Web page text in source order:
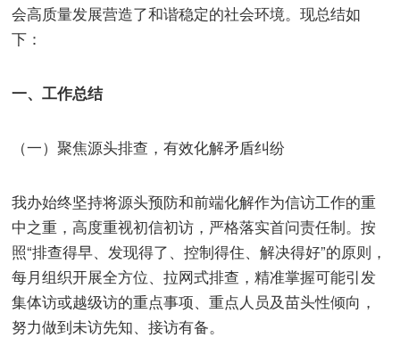
会高质量发展营造了和谐稳定的社会环境。现总结如
下：
一、工作总结
（一）聚焦源头排查，有效化解矛盾纠纷
我办始终坚持将源头预防和前端化解作为信访工作的重
中之重，高度重视初信初访，严格落实首问责任制。按
照“排查得早、发现得了、控制得住、解决得好”的原则，
每月组织开展全方位、拉网式排查，精准掌握可能引发
集体访或越级访的重点事项、重点人员及苗头性倾向，
努力做到未访先知、接访有备。